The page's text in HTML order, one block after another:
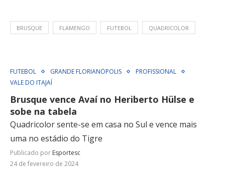
BRUSQUE FLAMENGO FUTEBOL QUADRICOLOR
FUTEBOL GRANDE FLORIANÓPOLIS
PROFISSIONAL
VALE DO ITAJAÍ
Brusque vence Avaí no Heriberto Hülse e
sobe na tabela
Quadricolor sente-se em casa no Sul e vence mais
uma no estádio do Tigre
Publicado por Esportesc
24 de fevereiro de 2024